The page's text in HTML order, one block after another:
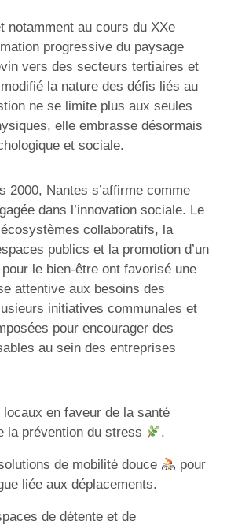
notamment au cours du XXe
progressive du paysage
vers des secteurs tertiaires et
la nature des défis liés au
ne se limite plus aux seules
elle embrasse désormais
et sociale.
2000, Nantes s’affirme comme
dans l’innovation sociale. Le
collaboratifs, la
publics et la promotion d’un
le bien-être ont favorisé une
attentive aux besoins des
initiatives communales et
pour encourager des
au sein des entreprises
locaux en faveur de la santé
la prévention du stress
.
de mobilité douce
pour
liée aux déplacements.
de détente et de